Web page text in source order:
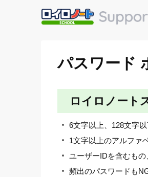
パスワード
ロイロノート
6文字以上、128文字
1文字以上のアルファ
ユーザーIDを含むも
頻出のパスワードも